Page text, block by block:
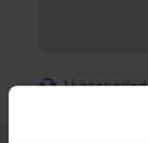
Avsluta